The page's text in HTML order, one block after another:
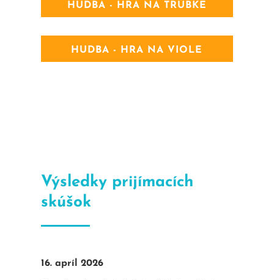
HUDBA - HRA NA TRÚBKE
HUDBA - HRA NA VIOLE
Výsledky prijímacích
skúšok
16. apríl 2026